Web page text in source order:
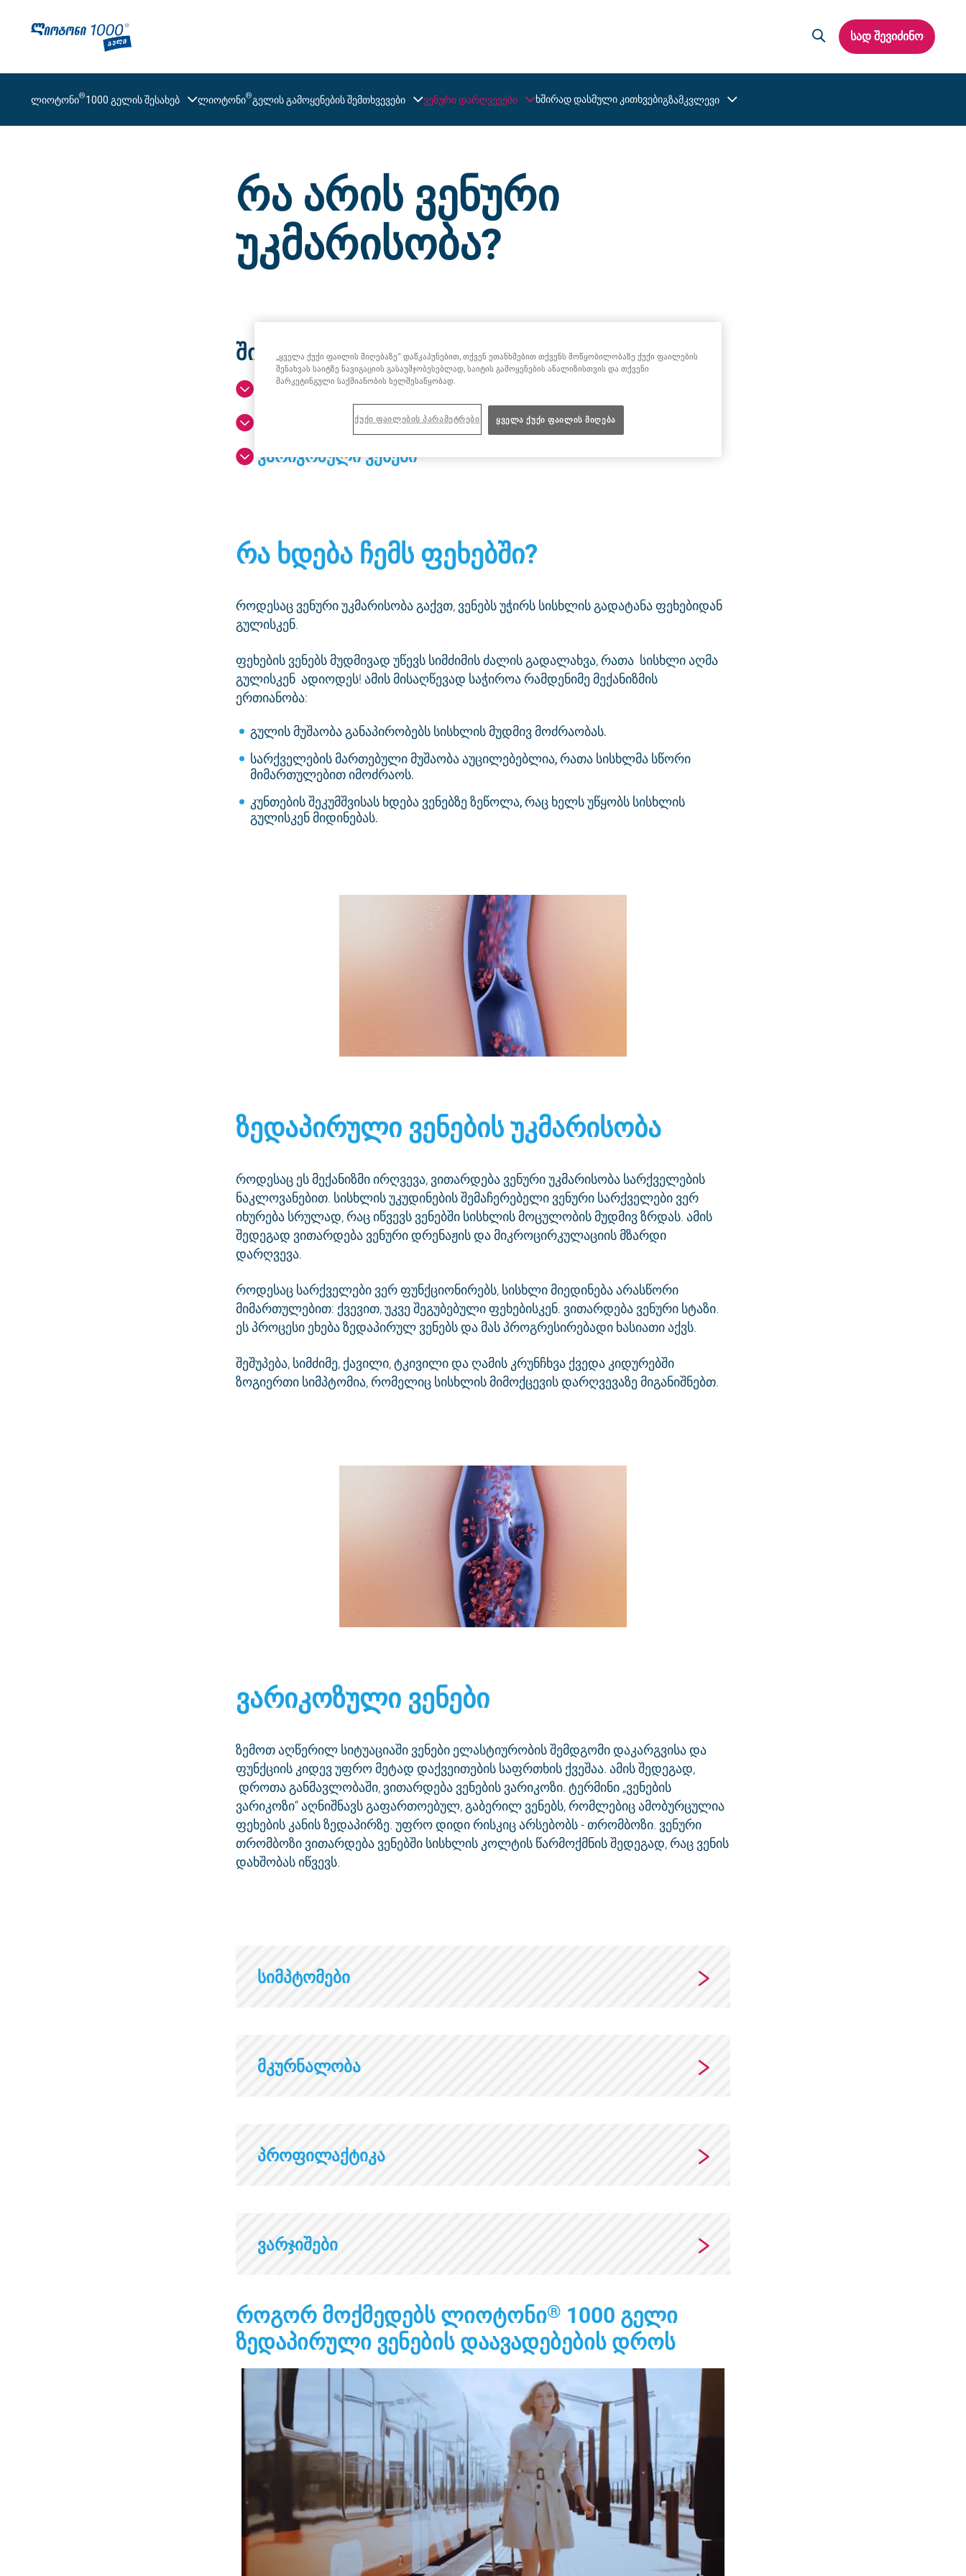
content
სად შევიძინო
ლიოტონი®1000 გელის შესახებ ლიოტონი®გელის გამოყენების შემთხვევები ვენური დარღვევები ხშირად დასმული კითხვებიგზამკვლევი
რა არის ვენური
უკმარისობა?
შინაარსი
რა ხდება ჩემს ფეხებში?
ვენური უკმარისობა
ვარიკოზული ვენები
რა ხდება ჩემს ფეხებში?
როდესაც ვენური უკმარისობა გაქვთ, ვენებს უჭირს სისხლის გადატანა ფეხებიდან
გულისკენ.
ფეხების ვენებს მუდმივად უწევს სიმძიმის ძალის გადალახვა, რათა სისხლი აღმა
გულისკენ ადიოდეს! ამის მისაღწევად საჭიროა რამდენიმე მექანიზმის
ერთიანობა:
გულის მუშაობა განაპირობებს სისხლის მუდმივ მოძრაობას.
სარქველების მართებული მუშაობა აუცილებებლია, რათა სისხლმა სწორი
მიმართულებით იმოძრაოს.
კუნთების შეკუმშვისას ხდება ვენებზე ზეწოლა, რაც ხელს უწყობს სისხლის
გულისკენ მიდინებას.
ზედაპირული ვენების უკმარისობა
როდესაც ეს მექანიზმი ირღვევა, ვითარდება ვენური უკმარისობა სარქველების
ნაკლოვანებით. სისხლის უკუდინების შემაჩერებელი ვენური სარქველები ვერ
იხურება სრულად, რაც იწვევს ვენებში სისხლის მოცულობის მუდმივ ზრდას. ამის
შედეგად ვითარდება ვენური დრენაჟის და მიკროცირკულაციის მზარდი
დარღვევა.
როდესაც სარქველები ვერ ფუნქციონირებს, სისხლი მიედინება არასწორი
მიმართულებით: ქვევით, უკვე შეგუბებული ფეხებისკენ. ვითარდება ვენური სტაზი.
ეს პროცესი ეხება ზედაპირულ ვენებს და მას პროგრესირებადი ხასიათი აქვს.
შეშუპება, სიმძიმე, ქავილი, ტკივილი და ღამის კრუნჩხვა ქვედა კიდურებში
ზოგიერთი სიმპტომია, რომელიც სისხლის მიმოქცევის დარღვევაზე მიგანიშნებთ.
ვარიკოზული ვენები
ზემოთ აღწერილ სიტუაციაში ვენები ელასტიურობის შემდგომი დაკარგვისა და
ფუნქციის კიდევ უფრო მეტად დაქვეითების საფრთხის ქვეშაა. ამის შედეგად,
დროთა განმავლობაში, ვითარდება ვენების ვარიკოზი. ტერმინი „ვენების
ვარიკოზი“ აღნიშნავს გაფართოებულ, გაბერილ ვენებს, რომლებიც ამობურცულია
ფეხების კანის ზედაპირზე. უფრო დიდი რისკიც არსებობს - თრომბოზი. ვენური
თრომბოზი ვითარდება ვენებში სისხლის კოლტის წარმოქმნის შედეგად, რაც ვენის
დახშობას იწვევს.
სიმპტომები
მკურნალობა
პროფილაქტიკა
ვარჯიშები
როგორ მოქმედებს ლიოტონი® 1000 გელი
ზედაპირული ვენების დაავადებების დროს
Video
Player
„ყველა ქუქი ფაილის მიღებაზე“ დაწკაპუნებით, თქვენ ეთანხმებით თქვენს მოწყობილობაზე ქუქი ფაილების
შენახვას საიტზე ნავიგაციის გასაუმჯობესებლად, საიტის გამოყენების ანალიზისთვის და თქვენი
მარკეტინგული საქმიანობის ხელშესაწყობად.
ყველა ქუქი ფაილის მიღება
ქუქი ფაილების პარამეტრები